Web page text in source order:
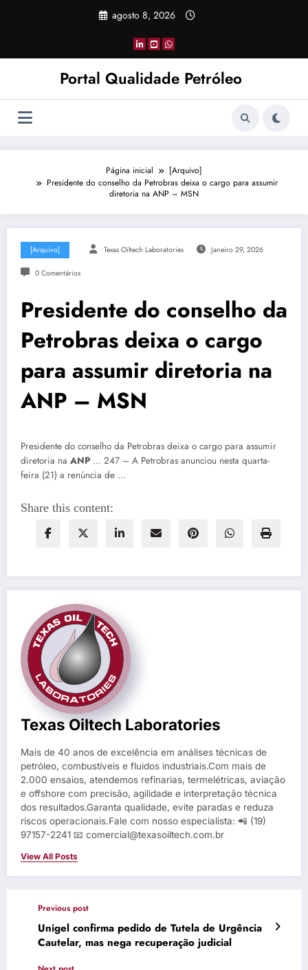
agosto 8, 2026
Portal Qualidade Petróleo
Página inicial
[Arquivo]
Presidente do conselho da Petrobras deixa o cargo para assumir
diretoria na ANP – MSN
[Arquivo] Texas Oiltech Laboratories Janeiro 29, 2026
0 Comentários
Presidente do conselho da
Petrobras deixa o cargo
para assumir diretoria na
ANP – MSN
Presidente do conselho da Petrobras deixa o cargo para assumir
diretoria na ANP … 247 – A Petrobras anunciou nesta quarta-
feira (21) a renúncia de …
Share this content:
Texas Oiltech Laboratories
Mais de 40 anos de excelência em análises técnicas de
petróleo, combustíveis e fluidos industriais.Com mais de
2.000 ensaios, atendemos refinarias, termelétricas, aviação
e offshore com precisão, agilidade e interpretação técnica
dos resultados.Garanta qualidade, evite paradas e reduza
riscos operacionais.Fale com nosso especialista: 📲 (19)
97157-2241 📧 comercial@texasoiltech.com.br
View All Posts
Previous post
Unigel confirma pedido de Tutela de Urgência
Cautelar, mas nega recuperação judicial